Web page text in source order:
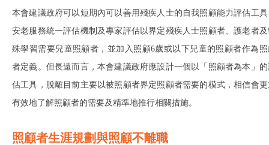
本會建議政府可以短期內可以善用殘疾人士的自我照顧能力評估工
安老服務統一評估機制及專家評估以界定殘疾人士照顧者、護老者
殊學習需要兒童照顧者，並加入照顧6歲或以下兒童的照顧者作為照
者定義。但長遠而言，本會建議政府應設計一個以「照顧者為本」
估工具，脫離目前主要以被照顧者界定照顧者需要的模式，相信會
有效地了解照顧者的需要及精準地推行相關措施。
照顧者生涯規劃與照顧不離職